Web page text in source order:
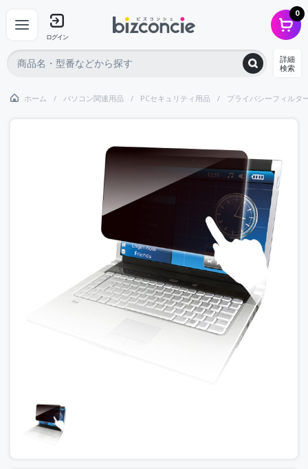
ログイン
0
詳細
検索
ホーム パソコン関連用品 PCセキュリティ用品 プライバシーフィルタ